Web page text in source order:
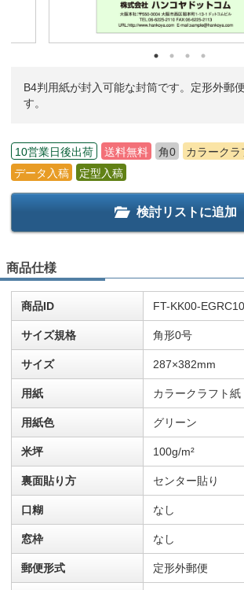
B4判用紙が封入可能な封筒です。定形外郵
す。
10営業日後出荷 送料無料 角0 カラークラ
データ入稿
定型入稿
検討リストに追加
商品仕様
商品ID FT-KK00-
サイズ規格 角形0号
サイズ 287×382mm
用紙 カラークラフト紙
用紙色 グリーン
米坪 100g/m²
裏面貼り方 センター貼り
口糊 なし
窓枠 なし
郵便形式 定形外郵便